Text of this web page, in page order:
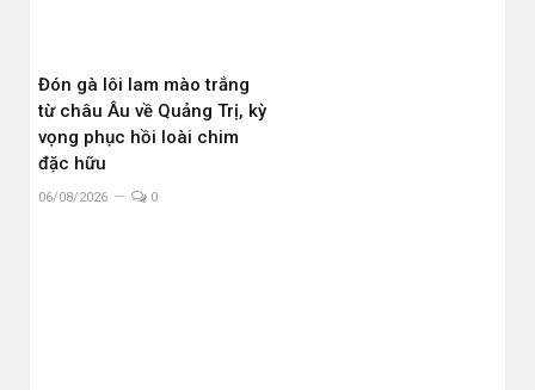
Đón gà lôi lam mào trắng
từ châu Âu về Quảng Trị, kỳ
vọng phục hồi loài chim
đặc hữu
06/08/2026 0